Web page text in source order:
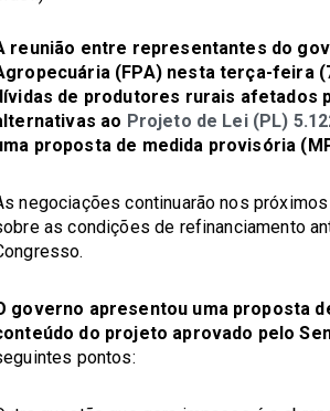
reunião entre representantes do
(FPA) nesta terça-feira
de produtores rurais afetados
ao Projeto de Lei (PL)
proposta de medida provisória
negociações continuarão nos
as condições de refinanciamento
governo apresentou uma proposta
do projeto aprovado pelo
pontos: